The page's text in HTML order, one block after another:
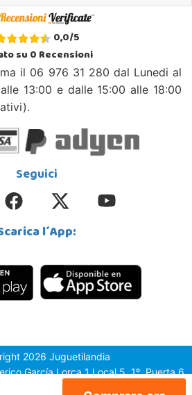
0,0/5
su0Recensioni
il 06 976 31 280 dal Lunedi al
13:00 e dalle 15:00 alle 18:00
Seguici
l´App:
2026 Juguetilandia
García Lorca 1 Local 5, 1º, Puerta 6,